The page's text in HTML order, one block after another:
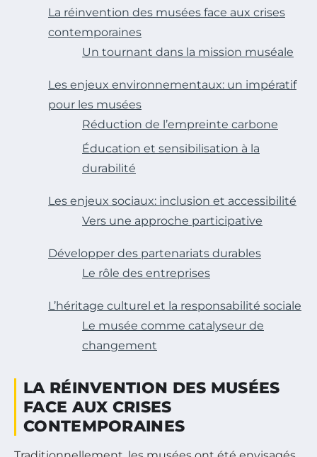
La réinvention des musées face aux crises
contemporaines
Un tournant dans la mission muséale
Les enjeux environnementaux: un impératif
pour les musées
Réduction de l’empreinte carbone
Éducation et sensibilisation à la
durabilité
Les enjeux sociaux: inclusion et accessibilité
Vers une approche participative
Développer des partenariats durables
Le rôle des entreprises
L’héritage culturel et la responsabilité sociale
Le musée comme catalyseur de
changement
LA RÉINVENTION DES MUSÉES
FACE AUX CRISES
CONTEMPORAINES